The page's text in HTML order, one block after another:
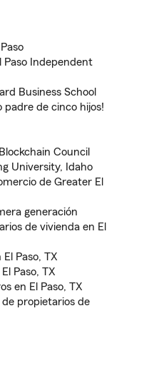
Independent
Business School
padre de cinco hijos!
Council
University, Idaho
de Greater El
generación
de vivienda en El
Paso, TX
Paso, TX
en El Paso, TX
propietarios de